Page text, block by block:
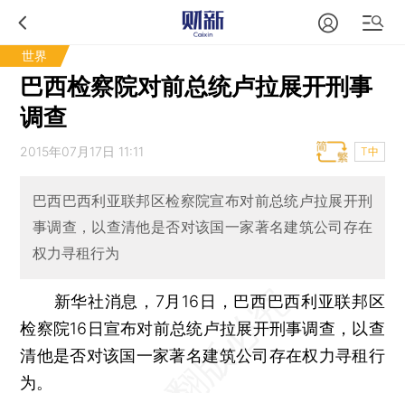
世界
巴西检察院对前总统卢拉展开刑事
调查
2015年07月17日 11:11 T中
巴西巴西利亚联邦区检察院宣布对前总统卢拉展开刑
事调查，以查清他是否对该国一家著名建筑公司存在
权力寻租行为
新华社消息，7月16日，巴西巴西利亚联邦区
检察院16日宣布对前总统卢拉展开刑事调查，以查
清他是否对该国一家著名建筑公司存在权力寻租行
为。